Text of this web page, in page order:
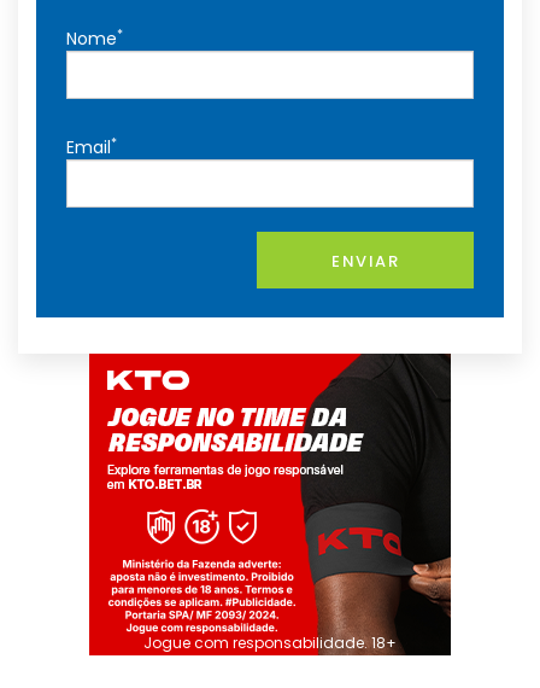
Nome*
Email*
ENVIAR
Jogue com responsabilidade. 18+